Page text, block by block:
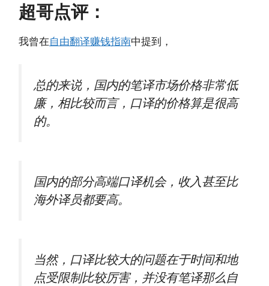
超哥点评：
我曾在自由翻译赚钱指南中提到，
总的来说，国内的笔译市场价格非常低
廉，相比较而言，口译的价格算是很高
的。
国内的部分高端口译机会，收入甚至比
海外译员都要高。
当然，口译比较大的问题在于时间和地
点受限制比较厉害，并没有笔译那么自